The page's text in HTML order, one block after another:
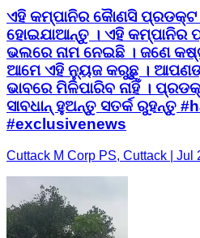
ଏହି କମ୍ପାନିର କୈାଣସି ପ୍ରଡକ୍ଟ
ହୋଇଯାଆନ୍ତୁ । ଏହି କମ୍ପାନିର
ଭଲରେ ନାମ ନେଇଛି । ଜଣେ
ଆମେ ଏହି ନ୍ୟୁଜ କରୁଛୁ ।
ଭାବରେ ମିଳିପାରିବ ନାହିଁ ।
ସାବଧାନ୍ ହୁଅନ୍ତୁ ସତର୍କ ରୁହନ୍ତୁ
#exclusivenews
Cuttack M Corp PS, Cuttack | Jul